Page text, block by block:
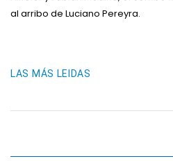
al arribo de Luciano Pereyra.
LAS MÁS LEIDAS